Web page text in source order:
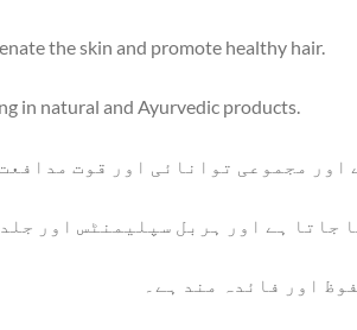
the skin and promote healthy hair.
in natural and Ayurvedic products.
مجموعی توانائی اور قوت مدافعت
جاتا ہے اور ہربل سپلیمنٹس اور
اور فائدہ مند ہے۔